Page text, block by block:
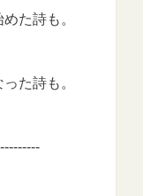
た詩も。
た詩も。